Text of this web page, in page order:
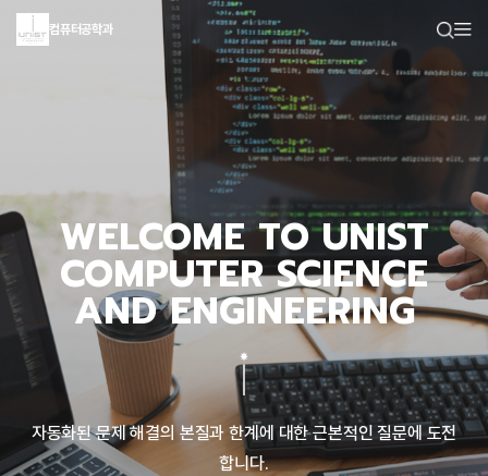
컴퓨터공학과
WELCOME TO UNIST
COMPUTER SCIENCE
AND ENGINEERING
자동화된 문제 해결의 본질과 한계에 대한 근본적인 질문에 도전
합니다.